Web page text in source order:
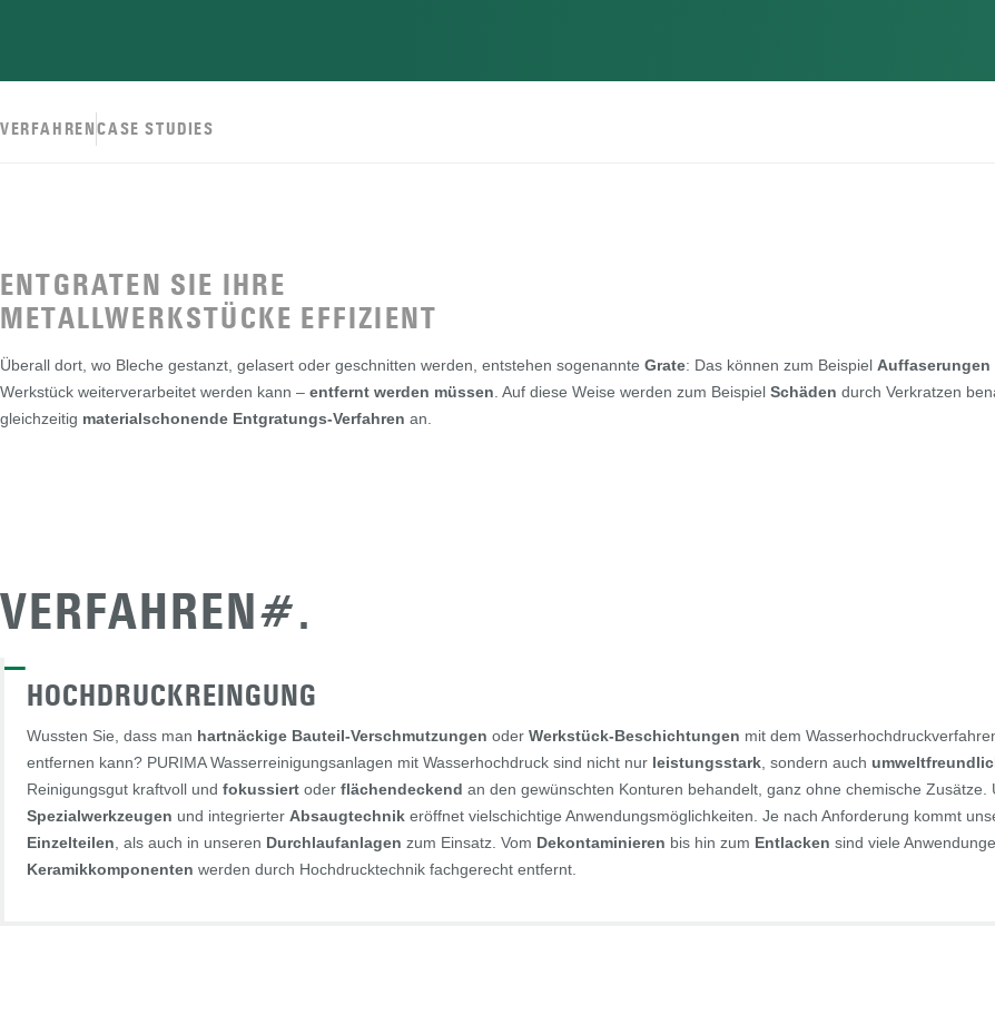
VERFAHRENCASE STUDIES
ENTGRATEN SIE IHRE
METALLWERKSTÜCKE EFFIZIENT
Überall dort, wo Bleche gestanzt, gelasert oder geschnitten werden, entstehen sogenannte Grate: Das können zum Beispiel Auffaserungen
Werkstück weiterverarbeitet werden kann – entfernt werden müssen . Auf diese Weise werden zum Beispiel Schäden durch Verkratzen
gleichzeitig materialschonende Entgratungs-Verfahren an.
VERFAHREN#.
—
HOCHDRUCKREINGUNG
Wussten Sie, dass man hartnäckige Bauteil-Verschmutzungen oder Werkstück-Beschichtungen mit dem
entfernen kann? PURIMA Wasserreinigungsanlagen mit Wasserhochdruck sind nicht nur leistungsstark , sondern auch
Reinigungsgut kraftvoll und fokussiert oder flächendeckend an den gewünschten Konturen behandelt, ganz ohne chemische
Spezialwerkzeugen und integrierter Absaugtechnik eröffnet vielschichtige Anwendungsmöglichkeiten. Je nach Anforderung kommt
Einzelteilen , als auch in unseren Durchlaufanlagen zum Einsatz. Vom Dekontaminieren bis hin zum Entlacken sind viele
Keramikkomponenten werden durch Hochdrucktechnik fachgerecht entfernt.